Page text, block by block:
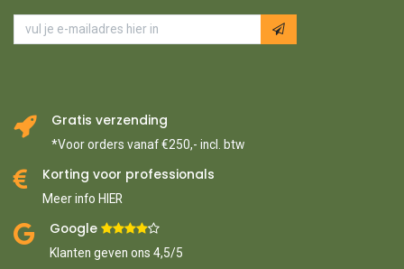
Gratis verzending
*Voor orders vanaf €250,- incl. btw
Korting voor professionals
Meer info HIER
Google ​
Klanten geven ons 4,5/5